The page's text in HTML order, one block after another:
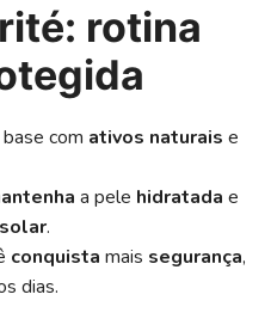
rotina
com ativos naturaise
a pele hidratadae
.
conquistamais segurança,
dias.